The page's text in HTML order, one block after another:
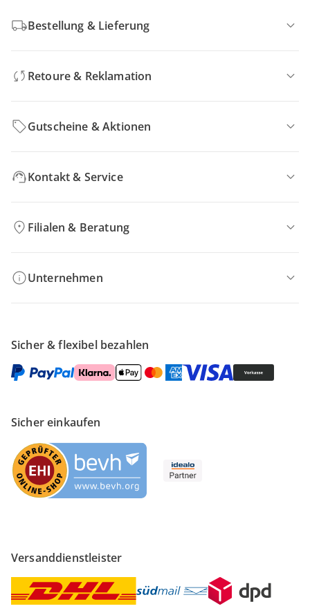
Bestellung & Lieferung
Retoure & Reklamation
Gutscheine & Aktionen
Kontakt & Service
Filialen & Beratung
Unternehmen
Sicher & flexibel bezahlen
Sicher einkaufen
Versanddienstleister